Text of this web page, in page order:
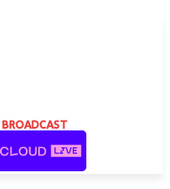
BROADCAST